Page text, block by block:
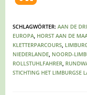
SCHLAGWÖRTER:AAN DE
EUROPA HORST AAN DE
KLETTERPARCOURS
NIEDERLANDE NOORD-
ROLLSTUHLFAHRER
STICHTING HET LIMBURGSE